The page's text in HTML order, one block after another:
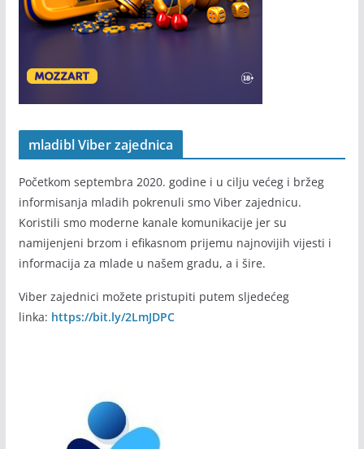
mladibl Viber zajednica
Početkom septembra 2020. godine i u cilju većeg i bržeg
Koristili smo moderne kanale komunikacije jer su
namijenjeni brzom i efikasnom prijemu najnovijih vijesti i
https://bit.ly/2LmJDPC